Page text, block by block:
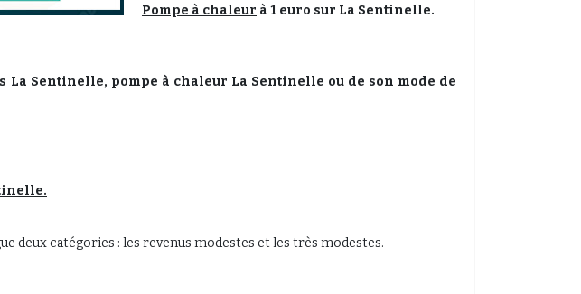
Pompe à chaleur à 1 euro sur La Sentinelle.
La Sentinelle, pompe à chaleur La Sentinelle ou de son mode de
deux catégories : les revenus modestes et les très modestes.